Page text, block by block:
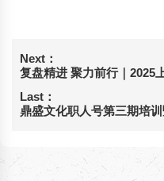
Next：
复盘精进 聚力前行｜2025
Last：
鼎盛文化职人号第三期培